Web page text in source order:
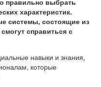
характеристик.
системы, состоящие из
справиться с
навыки и знания,
которые